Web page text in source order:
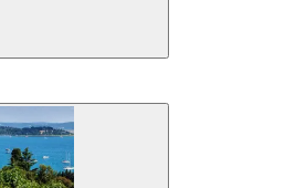
Asetu perheesi kanssa Slovenian